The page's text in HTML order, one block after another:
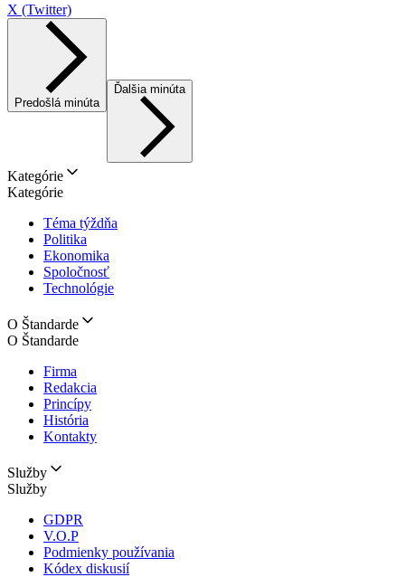
X (Twitter)
Predošlá minúta
Ďalšia minúta
Kategórie
Kategórie
Téma týždňa
Politika
Ekonomika
Spoločnosť
Technológie
O Štandarde
O Štandarde
Firma
Redakcia
Princípy
História
Kontakty
Služby
Služby
GDPR
V.O.P
Podmienky používania
Kódex diskusií